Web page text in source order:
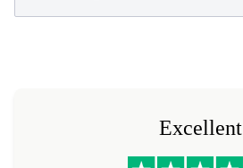
Excellent